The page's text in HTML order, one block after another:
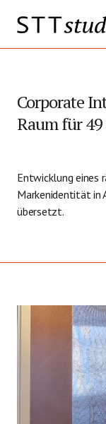
Corporate
Raum für
Entwicklung eines
Markenidentität in
übersetzt.